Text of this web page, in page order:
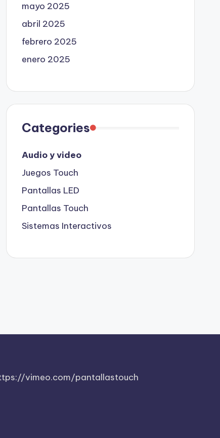
mayo 2025
abril 2025
febrero 2025
enero 2025
Categories
Audio y video
Juegos Touch
Pantallas LED
Pantallas Touch
Sistemas Interactivos
vimeo.com/pantallastouch